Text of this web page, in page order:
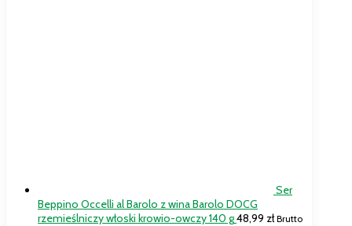
Ser
Beppino Occelli al Barolo z wina Barolo DOCG
rzemieślniczy włoski krowio-owczy 140 g48,99 zł Brutto